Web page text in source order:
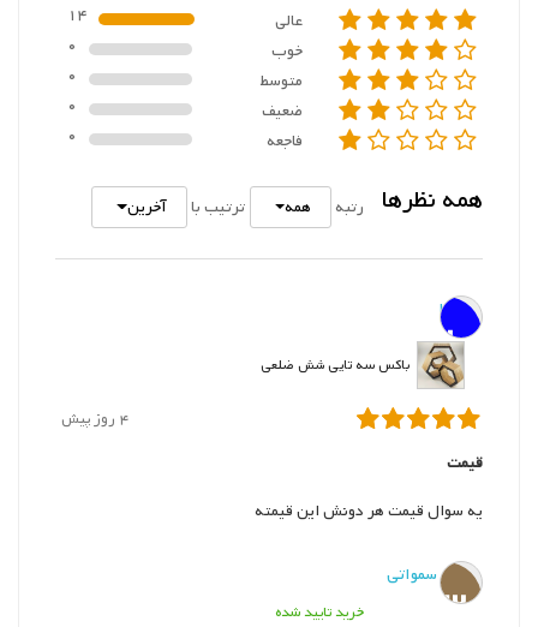
عالی
14
خوب
0
متوسط
0
ضعیف
0
فاجعه
0
همه نظرها رتبه همه ترتیب با آخرین
ر
رضا
باکس سه تایی شش ضلعی
4 روز پیش
قیمت
یه سوال قیمت هر دونش این قیمته
س
س. سمواتی
خرید تایید شده